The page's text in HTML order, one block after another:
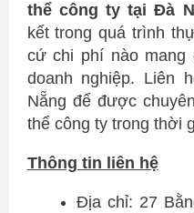
thể công ty tại Đà
kết trong quá trình
cứ chi phí nào mang
doanh nghiệp. Liên
Nẵng để được
thể công ty trong thời
Thông tin liên hệ
Địa chỉ: 27